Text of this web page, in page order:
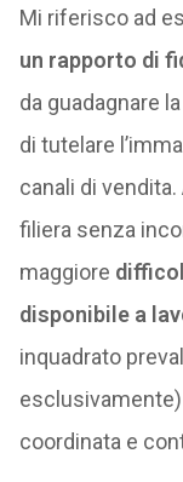
Mi riferisco ad
un rapporto di
da guadagnare
di tutelare
canali di
filiera senza
maggiore
disponibile a
inquadrato
coordinata e